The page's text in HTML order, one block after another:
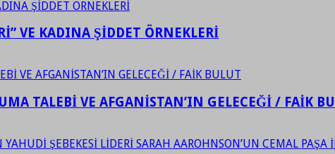
VE KADINA ŞİDDET ÖRNEKLERİ
TALEBİ VE AFGANİSTAN’IN GELECEĞİ / FAİK